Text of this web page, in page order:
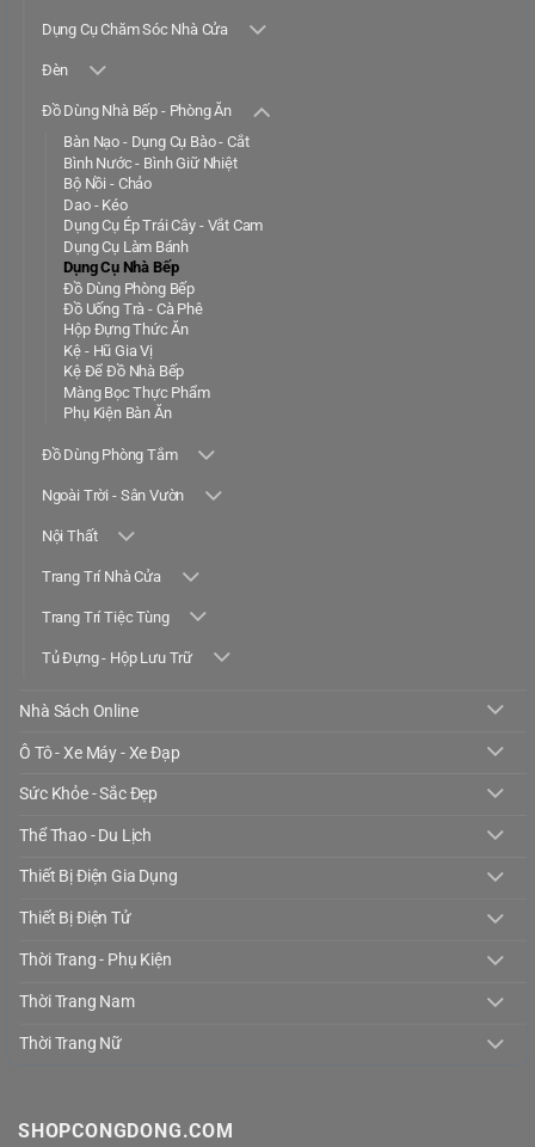
Dụng Cụ Chăm Sóc Nhà Cửa
Đèn
Đồ Dùng Nhà Bếp - Phòng Ăn
Bàn Nạo - Dụng Cụ Bào - Cắt
Bình Nước - Bình Giữ Nhiệt
Bộ Nồi - Chảo
Dao - Kéo
Dụng Cụ Ép Trái Cây - Vắt Cam
Dụng Cụ Làm Bánh
Dụng Cụ Nhà Bếp
Đồ Dùng Phòng Bếp
Đồ Uống Trà - Cà Phê
Hộp Đựng Thức Ăn
Kệ - Hũ Gia Vị
Kệ Để Đồ Nhà Bếp
Màng Bọc Thực Phẩm
Phụ Kiện Bàn Ăn
Đồ Dùng Phòng Tắm
Ngoài Trời - Sân Vườn
Nội Thất
Trang Trí Nhà Cửa
Trang Trí Tiệc Tùng
Tủ Đựng - Hộp Lưu Trữ
Nhà Sách Online
Ô Tô - Xe Máy - Xe Đạp
Sức Khỏe - Sắc Đẹp
Thể Thao - Du Lịch
Thiết Bị Điện Gia Dụng
Thiết Bị Điện Tử
Thời Trang - Phụ Kiện
Thời Trang Nam
Thời Trang Nữ
SHOPCONGDONG.COM